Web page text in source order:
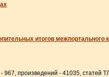
итогов межпортального
967, произведений - 41035,